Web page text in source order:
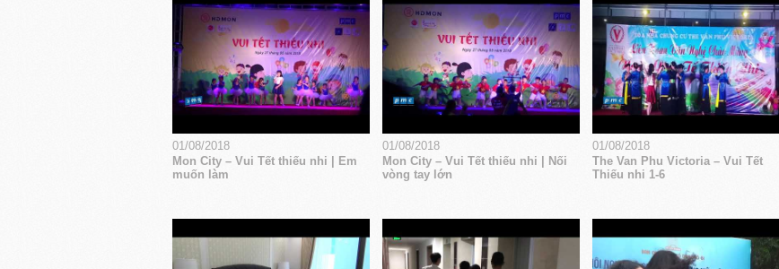
01/08/2018
Mon City – Vui Tết thiếu nhi | Em
muốn làm
01/08/2018
Mon City – Vui Tết thiếu nhi | Nối
vòng tay lớn
01/08/2018
The Van Phu Victoria – Vui Tết
Thiếu nhi 1-6